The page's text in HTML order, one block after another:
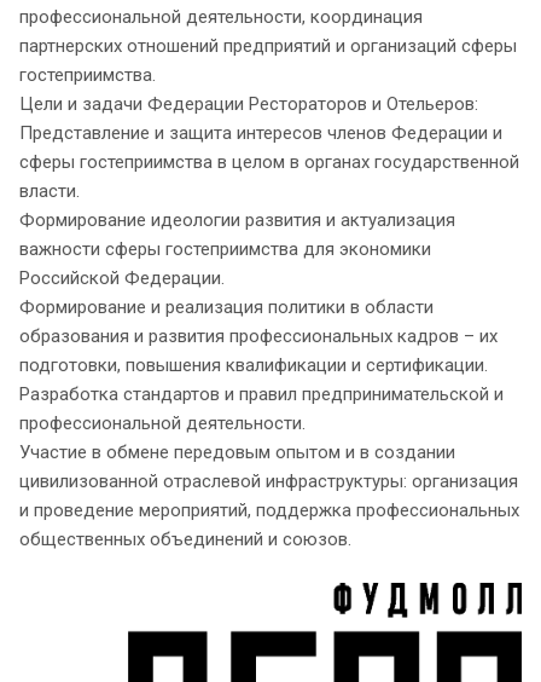
профессиональной деятельности, координация
партнерских отношений предприятий и организаций сферы
гостеприимства.
Цели и задачи Федерации Рестораторов и Отельеров:
Представление и защита интересов членов Федерации и
сферы гостеприимства в целом в органах государственной
власти.
Формирование идеологии развития и актуализация
важности сферы гостеприимства для экономики
Российской Федерации.
Формирование и реализация политики в области
образования и развития профессиональных кадров – их
подготовки, повышения квалификации и сертификации.
Разработка стандартов и правил предпринимательской и
профессиональной деятельности.
Участие в обмене передовым опытом и в создании
цивилизованной отраслевой инфраструктуры: организация
и проведение мероприятий, поддержка профессиональных
общественных объединений и союзов.